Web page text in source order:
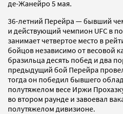
де-Жанейро 5 мая.
36-летний Перейра — бывший
и действующий чемпион UFC в
занимает четвертое место в
бойцов независимо от весовой
бразильца десять побед и два
предыдущий бой Перейра
тогда он победил бывшего
полутяжелом весе Иржи
во втором раунде и завоевал
полутяжелом дивизионе.